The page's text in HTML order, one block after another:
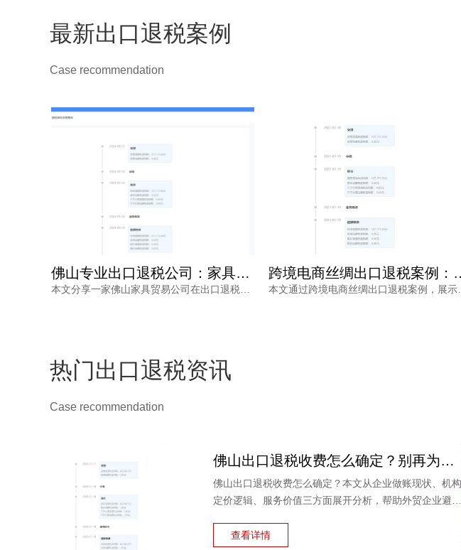
最新出口退税案例
Case recommendation
佛山专业出口退税公司：家具贸易企业出口退税高效合规案例解析 跨境电商丝绸出口退税案例
热门出口退税资讯
Case recommendation
佛山出口退税收费怎么确定？别再为糊涂账买单，内行揭秘
佛山出口退税收费怎么确定？本文从企业做账现状、机构
定价逻辑、服务价值三方面展开分析，帮助外贸企业避开
完善服务及不成功退款承诺，为出口企业提供可靠选择。
查看详情